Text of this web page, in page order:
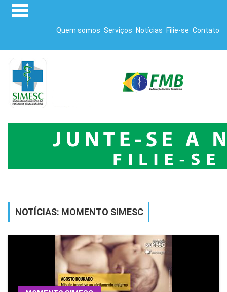
Quem somos Serviços Notícias Filie-se Contato
NOTÍCIAS: MOMENTO SIMESC